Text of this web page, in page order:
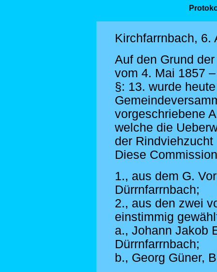
Kirchfarrnbach, 6.
Auf den Grund
vom 4. Mai 1857
§: 13. wurde
vorgeschriebene
welche die
der
Diese
1., aus dem G.
Dürrnfarrnbach;
2., aus den zwei
einstimmig
a., Johann Jakob
Dürrnfarrnbach;
b., Georg Güner,